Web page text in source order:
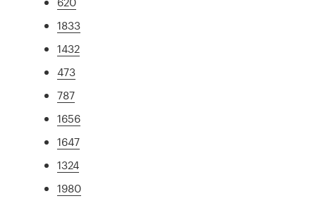
1833
1432
473
787
1656
1647
1324
1980